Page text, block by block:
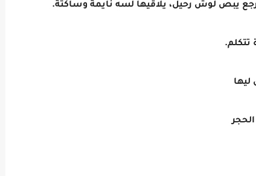
يبص لوش رحيل، يلاقيها لسه نايمة وساكتة.
تتكلم.